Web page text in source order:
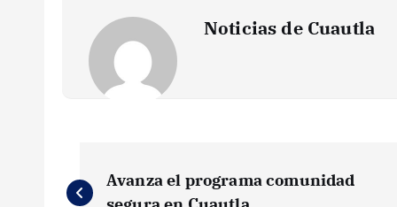
Noticias de Cuautla
Avanza el programa comunidad